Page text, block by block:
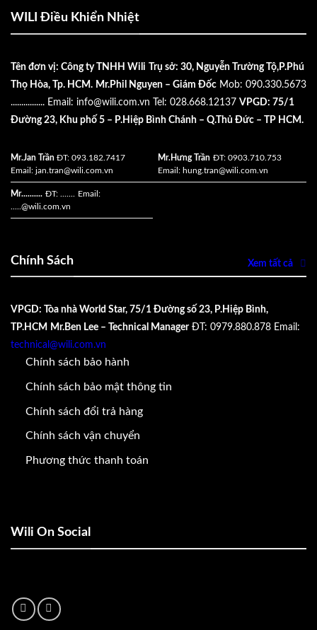
WILI Điều Khiển Nhiệt
Tên đơn vị: Công ty TNHH Wili Trụ sở: 30, Nguyễn Trường Tộ,P.Phú
Thọ Hòa, Tp. HCM. Mr.Phil Nguyen – Giám Đốc Mob: 090.330.5673
................ Email: info@wili.com.vn Tel: 028.668.12137 VPGD: 75/1
Đường 23, Khu phố 5 – P.Hiệp Bình Chánh – Q.Thủ Đức – TP HCM.
Mr.Jan Trần ĐT: 093.182.7417
Email: jan.tran@wili.com.vn
Mr.Hưng Trần ĐT: 0903.710.753
Email: hung.tran@wili.com.vn
Mr.......... ĐT: ....... Email:
.....@wili.com.vn
Chính Sách Xem tất cả
VPGD: Tòa nhà World Star, 75/1 Đường số 23, P.Hiệp Bình,
TP.HCM Mr.Ben Lee – Technical Manager ĐT: 0979.880.878 Email:
technical@wili.com.vn
Chính sách bảo hành
Chính sách bảo mật thông tin
Chính sách đổi trả hàng
Chính sách vận chuyển
Phương thức thanh toán
Wili On Social